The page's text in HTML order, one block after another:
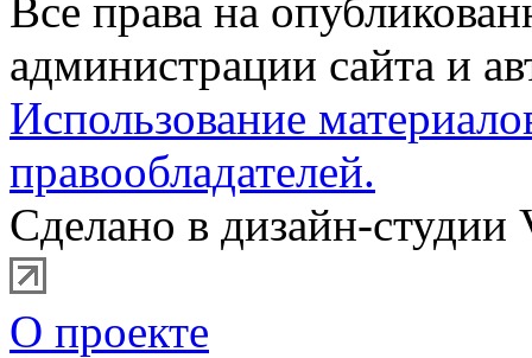
Все права на
администрации сайта и
Использование
правообладателей.
Сделано в дизайн-студии
О проекте